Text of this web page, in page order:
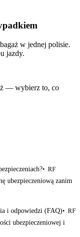
w jednej polisie.
jazdy.
— wybierz to, co
RF
ubezpieczeniową zanim
i odpowiedzi (FAQ)
RF
ubezpieczeniowej i